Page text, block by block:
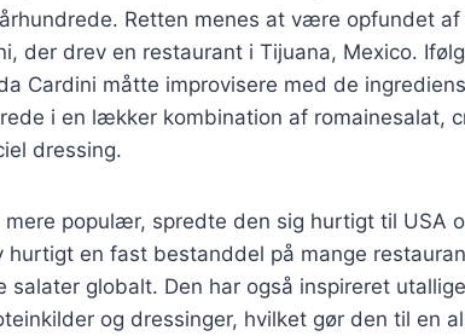
Retten menes at være opfundet af
der drev en restaurant i Tijuana, Mexico.
Cardini måtte improvisere med de
i en lækker kombination af romainesalat,
dressing.
populær, spredte den sig hurtigt til USA
en fast bestanddel på mange
salater globalt. Den har også inspireret
og dressinger, hvilket gør den til en